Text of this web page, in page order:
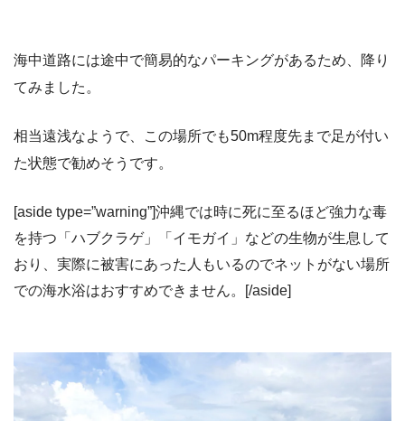
海中道路には途中で簡易的なパーキングがあるため、降り
てみました。
相当遠浅なようで、この場所でも50m程度先まで足が付い
た状態で勧めそうです。
[aside type=”warning”]沖縄では時に死に至るほど強力な毒
を持つ「ハブクラゲ」「イモガイ」などの生物が生息して
おり、実際に被害にあった人もいるのでネットがない場所
での海水浴はおすすめできません。[/aside]